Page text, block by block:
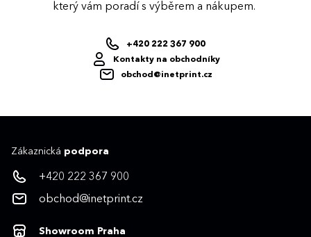
který vám poradí s výběrem a nákupem.
+420 222 367 900
Kontakty na obchodníky
obchod@inetprint.cz
Zákaznická podpora
+420 222 367 900
obchod@inetprint.cz
Showroom Praha